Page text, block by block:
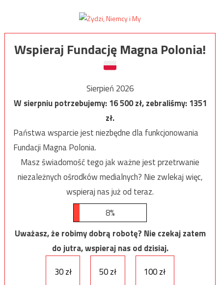
Wspieraj Fundację Magna Polonia!
Sierpień 2026
W sierpniu potrzebujemy:16 500zł, zebraliśmy:1351
zł.
Państwa wsparcie jest niezbędne dla funkcjonowania
Fundacji Magna Polonia.
Masz świadomość tego jak ważne jest przetrwanie
niezależnych ośrodków medialnych? Nie zwlekaj więc,
wspieraj nas już od teraz.
8%
Uważasz, że robimy dobrą robotę? Nie czekaj zatem
do jutra, wspieraj nas od dzisiaj.
30 zł
50 zł 100 zł